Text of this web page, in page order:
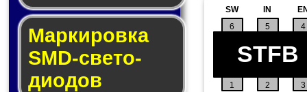
Маркировка
SMD-све­то­
дио­дов
1 2 3
4
IN
5
6
SW
STFB